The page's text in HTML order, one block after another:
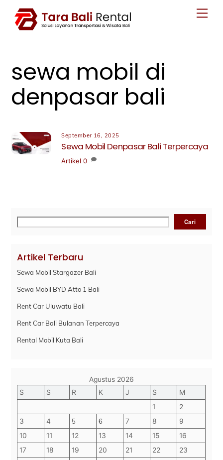
content
sewa mobil di
denpasar bali
September 16, 2025
Sewa Mobil Denpasar Bali Terpercaya
Artikel 0
Cari Cari
Artikel Terbaru
Sewa Mobil Stargazer Bali
Sewa Mobil BYD Atto 1 Bali
Rent Car Uluwatu Bali
Rent Car Bali Bulanan Terpercaya
Rental Mobil Kuta Bali
Agustus 2026
S
S R K J S
M
1
2
3
4 5 6 7 8
9
10
11 12 13 14 15
16
17
18 19 20 21 22
23